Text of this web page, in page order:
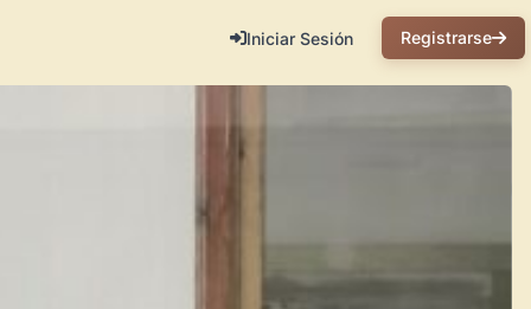
Iniciar Sesión Registrarse